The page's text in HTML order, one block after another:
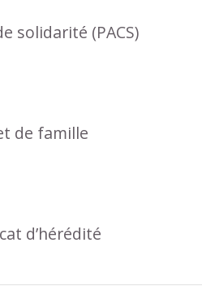
solidarité (PACS)
de famille
d’hérédité